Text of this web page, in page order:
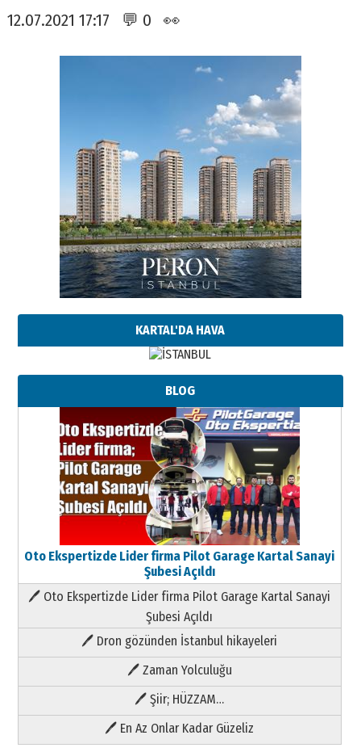
12.07.2021 17:17 💬 0 👀
KARTAL'DA HAVA
BLOG
Oto Ekspertizde Lider firma Pilot Garage Kartal Sanayi
Şubesi Açıldı
🖊 Oto Ekspertizde Lider firma Pilot Garage Kartal Sanayi
Şubesi Açıldı
🖊 Dron gözünden İstanbul hikayeleri
🖊 Zaman Yolculuğu
🖊 Şiir; HÜZZAM…
🖊 En Az Onlar Kadar Güzeliz